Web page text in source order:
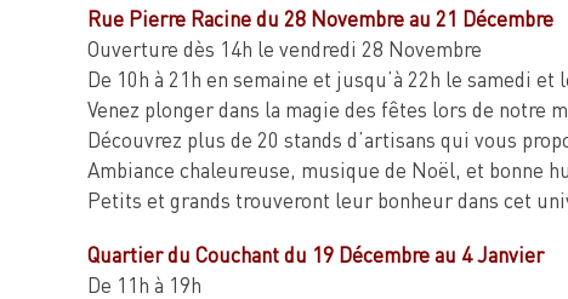
Rue Pierre Racine du 28 Novembre au 21 Décembre
Ouverture dès 14h le vendredi 28 Novembre
De 10h à 21h en semaine et jusqu’à 22h le samedi et
Venez plonger dans la magie des fêtes lors de notre
Découvrez plus de 20 stands d’artisans qui vous
Ambiance chaleureuse, musique de Noël, et bonne
Petits et grands trouveront leur bonheur dans cet
Quartier du Couchant du 19 Décembre au 4 Janvier
De 11h à 19h